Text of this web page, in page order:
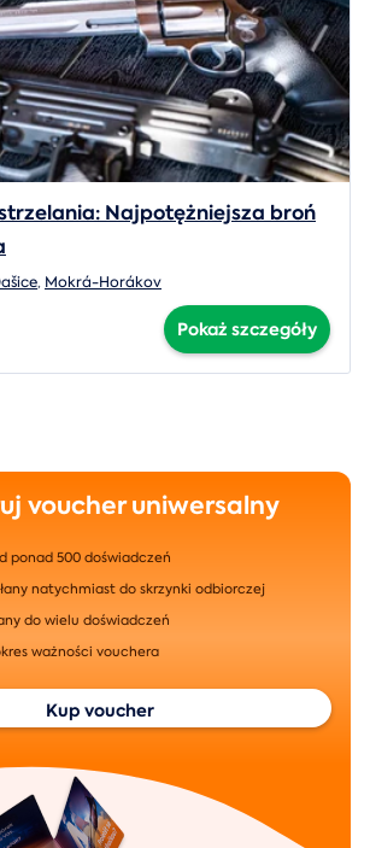
Najpotężniejsza broń
, Mokrá-Horákov
Pokaż szczegóły
voucher uniwersalny
ponad 500 doświadczeń
natychmiast do skrzynki odbiorczej
do wielu doświadczeń
ważności vouchera
Kup voucher